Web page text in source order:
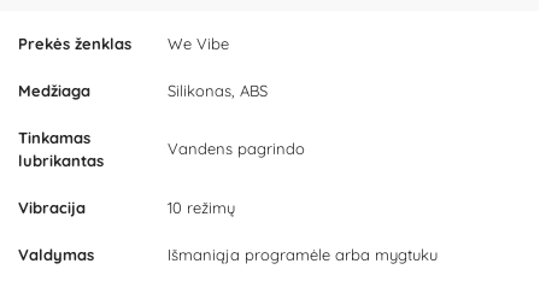
Prekės ženklas We Vibe
Medžiaga Silikonas, ABS
Tinkamas
lubrikantas
Vandens pagrindo
Vibracija 10 režimų
Valdymas Išmaniąja programėle arba mygtuku